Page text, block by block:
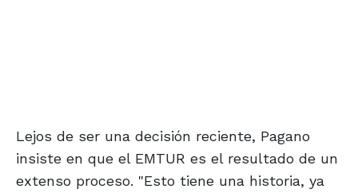
Lejos de ser una decisión reciente, Pagano
insiste en que el EMTUR es el resultado de un
extenso proceso. "Esto tiene una historia, ya